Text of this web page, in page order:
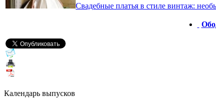
Свадебные платья в стиле винтаж:
Календарь выпусков